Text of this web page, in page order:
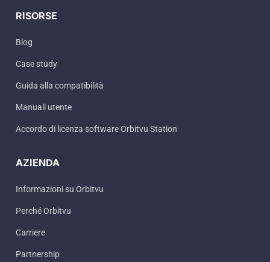
RISORSE
Blog
Case study
Guida alla compatibilità
Manuali utente
Accordo di licenza software Orbitvu Station
AZIENDA
Informazioni su Orbitvu
Perché Orbitvu
Carriere
Partnership